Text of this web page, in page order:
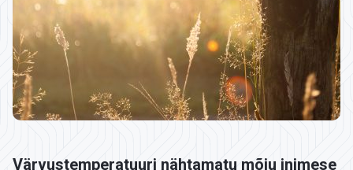
Värvustemperatuuri nähtamatu mõju inimese